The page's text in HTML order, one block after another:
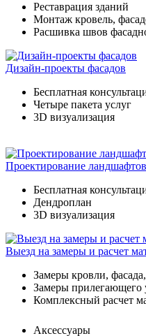
Реставрация зданий
Монтаж кровель,
Расшивка швов
Дизайн-проекты фасадов
Бесплатная
Четыре пакета услуг
3D визуализация
Проектирование
Бесплатная
Дендроплан
3D визуализация
Выезд на замеры и расчет
Замеры кровли,
Замеры прилегающего
Комплексный расчет
Аксессуары